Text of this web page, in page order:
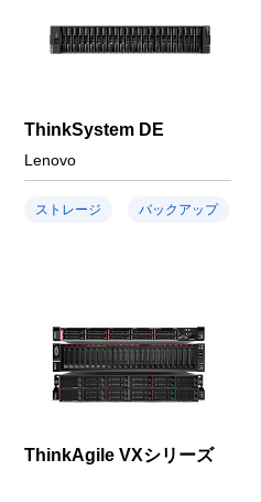
ThinkSystem DE
Lenovo
ストレージ バックアップ
ThinkAgile VXシリーズ